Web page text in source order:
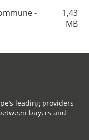
-
1,43
MB
leading providers
buyers and